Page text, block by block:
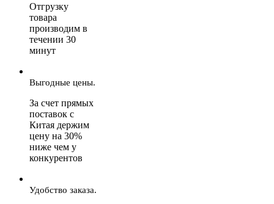
Отгрузку
товара
производим в
течении 30
минут
Выгодные цены.
За счет прямых
поставок с
Китая держим
цену на 30%
ниже чем у
конкурентов
Удобство заказа.